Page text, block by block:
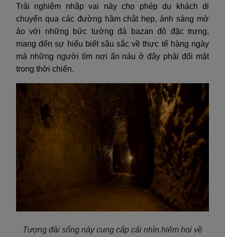
Trải nghiệm nhập vai này cho phép du khách di
chuyển qua các đường hầm chật hẹp, ánh sáng mờ
ảo với những bức tường đá bazan đỏ đặc trưng,
mang đến sự hiểu biết sâu sắc về thực tế hàng ngày
mà những người tìm nơi ẩn náu ở đây phải đối mặt
trong thời chiến.
Tượng đài sống này cung cấp cái nhìn hiếm hoi về